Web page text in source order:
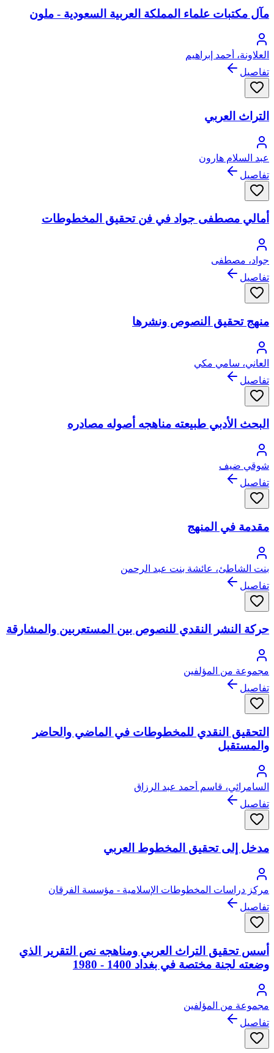
مآل مكتبات علماء المملكة العربية السعودية - ملون
العلاونة، أحمد إبراهيم
تفاصيل
التراث العربي
عبد السلام هارون
تفاصيل
أمالي مصطفى جواد في فن تحقيق المخطوطات
جواد، مصطفى
تفاصيل
منهج تحقيق النصوص ونشرها
العاني، سامي مكي
تفاصيل
البحث الأدبي طبيعته مناهجه أصوله مصادره
شوقي ضيف
تفاصيل
مقدمة في المنهج
بنت الشاطئ، عائشة بنت عبد الرحمن
تفاصيل
حركة النشر النقدي للنصوص بين المستعربين والمشارقة
مجموعة من المؤلفين
تفاصيل
التحقيق النقدي للمخطوطات في الماضي والحاضر
والمستقبل
السامرائي، قاسم أحمد عبد الرزاق
تفاصيل
مدخل إلى تحقيق المخطوط العربي
مركز دراسات المخطوطات الإسلامية - مؤسسة الفرقان
تفاصيل
أسس تحقيق التراث العربي ومناهجه نص التقرير الذي
وضعته لجنة مختصة في بغداد 1400 - 1980
مجموعة من المؤلفين
تفاصيل